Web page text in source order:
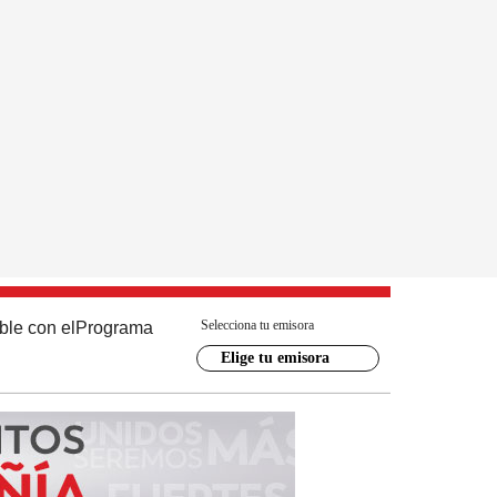
con el Programa Selecciona tu emisora
Elige tu emisora